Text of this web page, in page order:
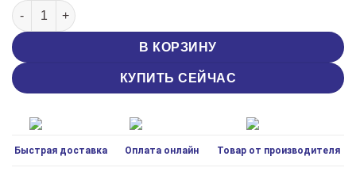
Количество товара Трос / вал гибкий спидометра ЛЭТЗ
В КОРЗИНУ
КУПИТЬ СЕЙЧАС
Быстрая доставка Оплата онлайн Товар от производителя